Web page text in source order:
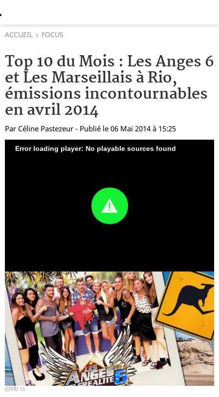
ACCUEIL FOCUS
Top 10 du Mois : Les Anges 6
et Les Marseillais à Rio,
émissions incontournables
en avril 2014
Par Céline Pastezeur - Publié le 06 Mai 2014 à 15:25
Error loading player: No playable sources found
NRJ 12